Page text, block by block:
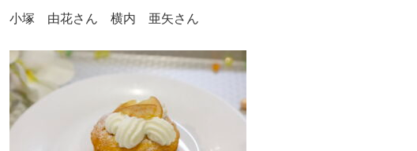
⼩塚 由花さん 横内 亜⽮さん